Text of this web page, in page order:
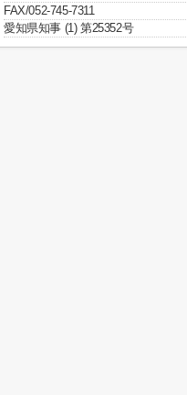
FAX/052-745-7311
愛知県知事 (1) 第25352号